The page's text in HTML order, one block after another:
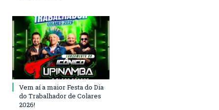
Vem aí a maior Festa do Dia
do Trabalhador de Colares
2026!